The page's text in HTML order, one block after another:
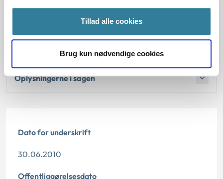
Tillad alle cookies
Brug kun nødvendige cookies
Bemærkninger til klagen
Oplysningerne i sagen
Dato for underskrift
30.06.2010
Offentliggørelsesdato